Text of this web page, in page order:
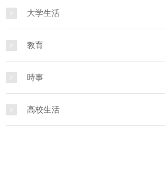
大学生活
教育
時事
高校生活